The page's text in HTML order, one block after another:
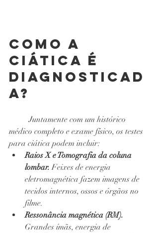
Como a
ciática é
diagnosticad
a?
Juntamente com um histórico
médico completo e exame físico, os testes
para ciática podem incluir:
Raios X e Tomografia da coluna
lombar. Feixes de energia
eletromagnética fazem imagens de
tecidos internos, ossos e órgãos no
filme.
Ressonância magnética (RM).
Grandes ímãs, energia de